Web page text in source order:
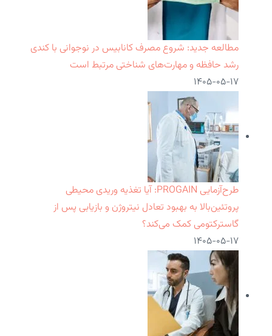
مطالعه جدید: شروع مصرف کانابیس در نوجوانی با کندی
رشد حافظه و مهارت‌های شناختی مرتبط است
۱۴۰۵-۰۵-۱۷
طرح‌آزمایی PROGAIN: آیا تغذیه وریدی محیطی
پروتئین‌بالا به بهبود تعادل نیتروژن و بازیابی پس از
گاسترکتومی کمک می‌کند؟
۱۴۰۵-۰۵-۱۷